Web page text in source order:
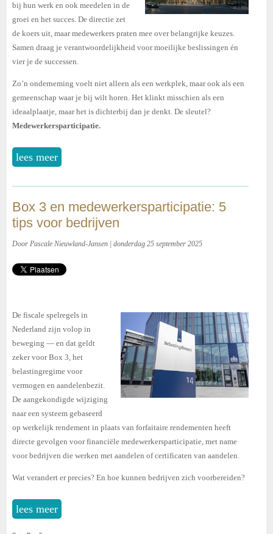
bij hun werk en ook meedelen in de
groei en het succes. De directie zet
de koers uit, maar medewerkers praten mee over belangrijke keuzes.
Samen draag je verantwoordelijkheid voor moeilijke beslissingen én
vier je de successen.
Zo’n onderneming voelt niet alleen als een werkplek, maar ook als een
gemeenschap waar je bij wilt horen. Het klinkt misschien als een
ideaalplaatje, maar het is dichterbij dan je denkt. De sleutel?
Medewerkersparticipatie.
lees meer
Box 3 en medewerkersparticipatie: 5
tips voor bedrijven
Door Pascale Nieuwland-Jansen | donderdag 25 september 2025
De fiscale spelregels in
Nederland zijn volop in
beweging — en dat geldt
zeker voor Box 3, het
belastingregime voor
vermogen en aandelenbezit.
De aangekondigde wijziging
naar een systeem gebaseerd
op werkelijk rendement in plaats van forfaitaire rendementen heeft
directe gevolgen voor financiële medewerkersparticipatie, met name
voor bedrijven die werken met aandelen of certificaten van aandelen.
Wat verandert er precies? En hoe kunnen bedrijven zich voorbereiden?
lees meer